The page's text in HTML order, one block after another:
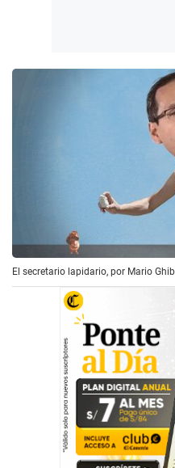
El secretario lapidario, por Mario